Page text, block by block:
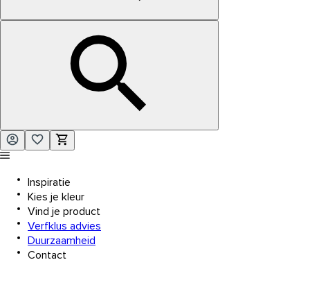
Inspiratie
Kies je kleur
Vind je product
Verfklus advies
Duurzaamheid
Contact